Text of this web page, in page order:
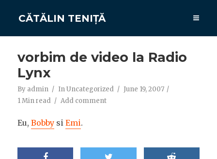
CĂTĂLIN TENIȚĂ
vorbim de video la Radio
Lynx
By admin InUncategorized
June 19, 2007
1 Min read
Add comment
Eu, Bobbysi Emi.